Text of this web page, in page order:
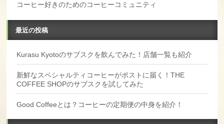
コーヒー好きのためのコーヒーコミュニティ
最近の投稿
Kurasu Kyotoのサブスクを飲んでみた！店舗一覧も紹介
新鮮なスペシャルティコーヒーがポストに届く！THE
COFFEE SHOPのサブスクを試してみた
Good Coffeeとは？コーヒーの定期便の中身を紹介！